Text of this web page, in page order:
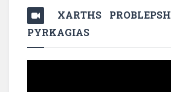
XARTHS
PYRKAGIAS